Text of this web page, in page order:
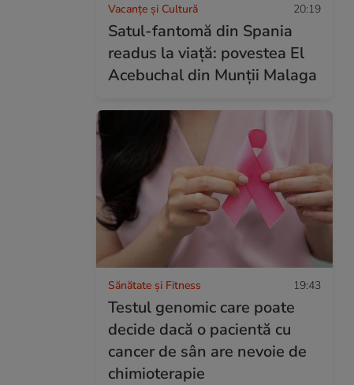
Vacanțe și Cultură 20:19
Satul-fantomă din Spania
readus la viață: povestea El
Acebuchal din Munții Malaga
Sănătate și Fitness 19:43
Testul genomic care poate
decide dacă o pacientă cu
cancer de sân are nevoie de
chimioterapie